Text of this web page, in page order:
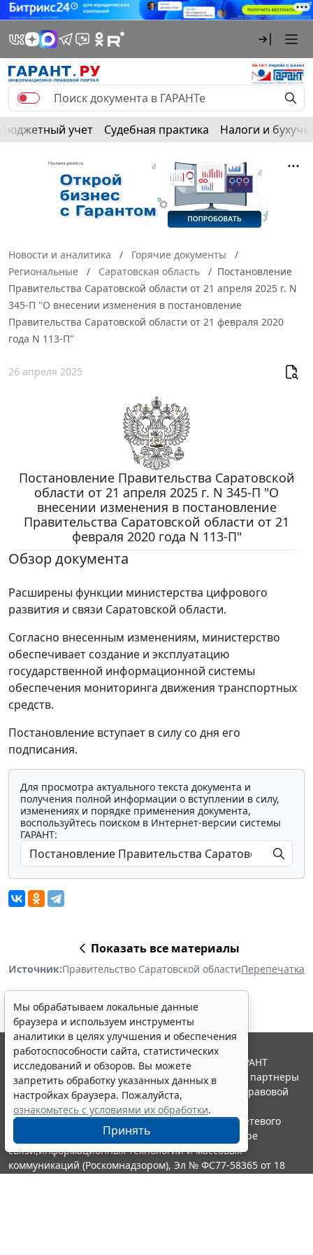
Бюджетный учет Судебная практика Налоги и
Новости и аналитика
Горячие документы
Региональные
Саратовская область
Постановление
Правительства Саратовской области от 21 апреля 2025 г. N
345-П "О внесении изменения в постановление
Правительства Саратовской области от 21 февраля 2020
года N 113-П"
26 апреля 2025
Постановление Правительства Саратовской
области от 21 апреля 2025 г. N 345-П "О
внесении изменения в постановление
Правительства Саратовской области от 21
февраля 2020 года N 113-П"
Обзор документа
Расширены функции министерства цифрового
развития и связи Саратовской области.
Согласно внесенным изменениям, министерство
обеспечивает создание и эксплуатацию
государственной информационной системы
обеспечения мониторинга движения транспортных
средств.
Постановление вступает в силу со дня его
подписания.
Для просмотра актуального текста документа и
получения полной информации о вступлении в силу,
изменениях и порядке применения документа,
воспользуйтесь поиском в Интернет-версии системы
ГАРАНТ:
Показать все материалы
Источник:Правительство Саратовской областиПерепечатка
Мы обрабатываем локальные данные
браузера и используем инструменты
аналитики в целях улучшения и обеспечения
работоспособности сайта, статистических
исследований и обзоров. Вы можете
запретить обработку указанных данных в
настройках браузера. Пожалуйста,
ознакомьтесь с условиями их обработки.
Принять
© ООО "НПП "ГАРАНТ-СЕРВИС", 2026. Система ГАРАНТ
выпускается с 1990 года. Компания "Гарант" и ее партнеры
являются участниками Российской ассоциации правовой
информации ГАРАНТ.
Портал ГАРАНТ.РУ зарегистрирован в качестве сетевого
издания Федеральной службой по надзору в сфере
связи,информационных технологий и массовых
коммуникаций (Роскомнадзором), Эл № ФС77-58365 от 18